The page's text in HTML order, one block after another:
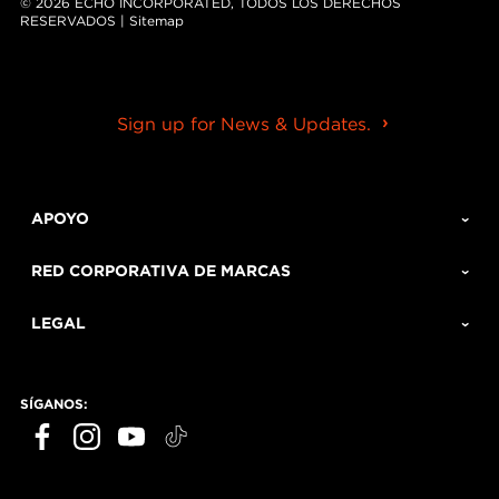
RESERVADOS | Sitemap
Sign up for News & Updates.
APOYO
RED CORPORATIVA DE MARCAS
LEGAL
SÍGANOS: